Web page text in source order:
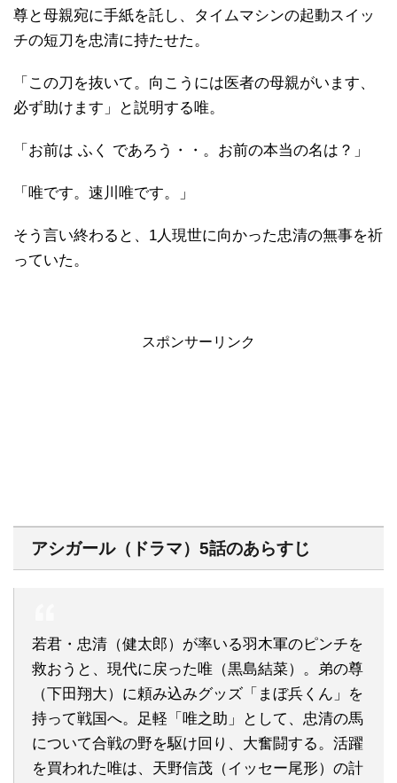
尊と母親宛に手紙を託し、タイムマシンの起動スイッ
チの短刀を忠清に持たせた。
「この刀を抜いて。向こうには医者の母親がいます、
必ず助けます」と説明する唯。
「お前は ふく であろう・・。お前の本当の名は？」
「唯です。速川唯です。」
そう言い終わると、1人現世に向かった忠清の無事を祈
っていた。
スポンサーリンク
アシガール（ドラマ）5話のあらすじ
若君・忠清（健太郎）が率いる羽木軍のピンチを
救おうと、現代に戻った唯（黒島結菜）。弟の尊
（下田翔大）に頼み込みグッズ「まぼ兵くん」を
持って戦国へ。足軽「唯之助」として、忠清の馬
について合戦の野を駆け回り、大奮闘する。活躍
を買われた唯は、天野信茂（イッセー尾形）の計